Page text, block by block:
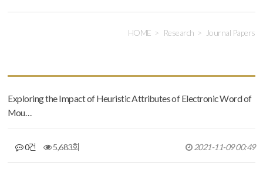
HOME Research Journal Papers
Exploring the Impact of Heuristic Attributes of Electronic Word of
Mou…
0건 5,683회 2021-11-09 00:49